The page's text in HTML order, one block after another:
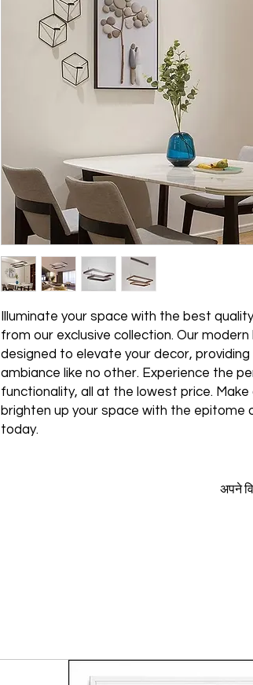
Illuminate your space with the best
from our exclusive collection. Our
designed to elevate your decor,
ambiance like no other. Experience the
functionality, all at the lowest price.
brighten up your space with the epitome
today.
अपने